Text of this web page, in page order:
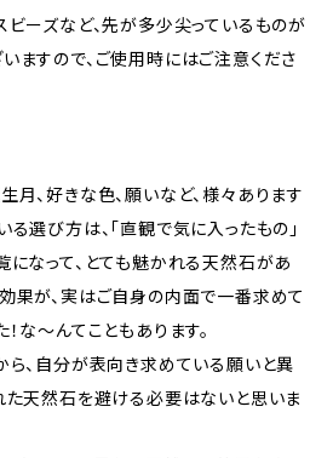
ビーズなど、先が多少尖っているものが
ますので、ご使用時にはご注意くださ
月、好きな色、願いなど、様々あります
選び方は、「直観で気に入ったもの」
になって、とても魅かれる天然石があ
果が、実はご自身の内面で一番求めて
な～んてこともあります。
ら、自分が表向き求めている願いと異
た天然石を避ける必要はないと思いま